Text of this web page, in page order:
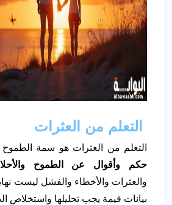
التعلم من العثرات
التعلم من العثرات هو سمة
حكم وأقوال عن الطموح
والعثرات والأخطاء والفشل ليست
بيانات قيمة يجب تحليلها واستخلاص